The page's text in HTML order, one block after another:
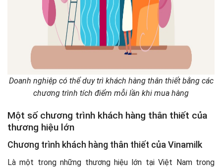
Doanh nghiệp có thể duy trì khách hàng thân thiết bằng các
chương trình tích điểm mỗi lần khi mua hàng
Một số chương trình khách hàng thân thiết của
thương hiệu lớn
Chương trình khách hàng thân thiết của Vinamilk
Là một trong những thương hiệu lớn tại Việt Nam trong